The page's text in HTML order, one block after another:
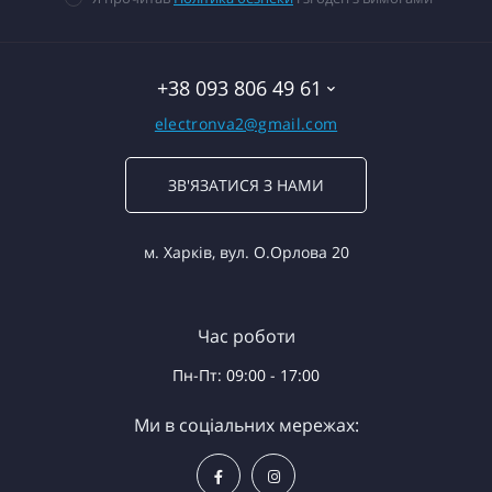
+38 093 806 49 61
electronva2@gmail.com
ЗВ'ЯЗАТИСЯ З НАМИ
м. Харків, вул. О.Орлова 20
Час роботи
Пн-Пт: 09:00 - 17:00
Ми в соціальних мережах: